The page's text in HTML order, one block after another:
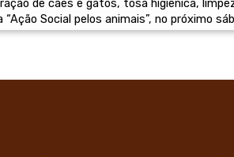
de cães e gatos, tosa higiênica,
Social pelos animais”, no próximo